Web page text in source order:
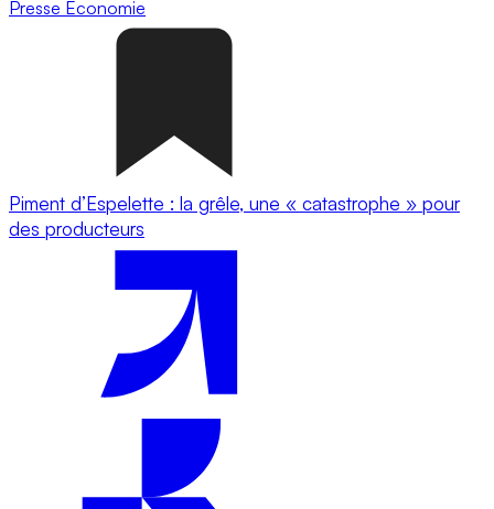
Presse Economie
Piment d’Espelette : la grêle, une « catastrophe » pour
des producteurs